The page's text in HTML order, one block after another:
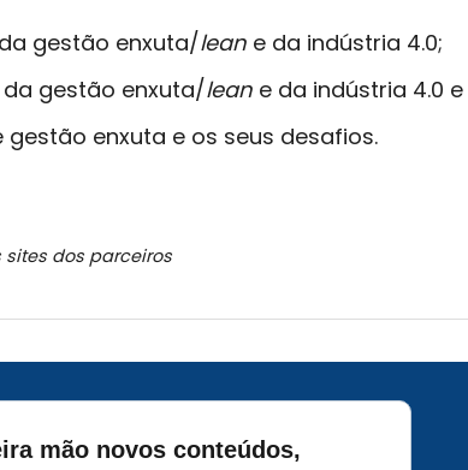
gestão enxuta/leane da indústria 4.0;
gestão enxuta/leane da indústria 4.0 e
enxuta e os seus desafios.
dos parceiros
mão novos conteúdos,